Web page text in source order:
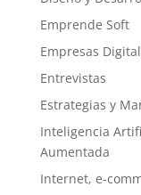
Emprende Soft
Empresas
Entrevistas
Estrategias y
Inteligencia
Aumentada
Internet, e-